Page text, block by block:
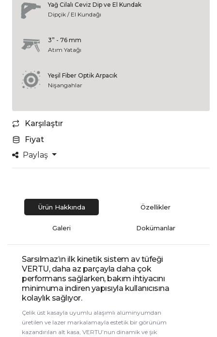
Yağ Cilalı Ceviz Dip ve El Kundak
Dipçik / El Kundağı
3” - 76 mm
Atım Yatağı
Yeşil Fiber Optik Arpacık
Nişangahlar
Karşılaştır
Fiyat
Paylaş
Ürün Hakkında Özellikler
Galeri Dokümanlar
Sarsılmaz’ın ilk kinetik sistem av tüfeği
VERTU, daha az parçayla daha çok
performans sağlarken, bakım ihtiyacını
minimuma indiren yapısıyla kullanıcısına
kolaylık sağlıyor.
Çelik üst kasayla uyumlu alaşımlı alüminyumdan
üretilen ve lazer markalamayla estetik bir görünüm
kazandırılan alt kasa, VERTU’nun dinamik ve şık